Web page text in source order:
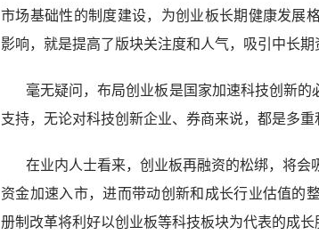
市场基础性的制度建设，为创业板长期健康发展
影响，就是提高了版块关注度和人气，吸引中长期
毫无疑问，布局创业板是国家加速科技创新的
支持，无论对科技创新企业、券商来说，都是多重
在业内人士看来，创业板再融资的松绑，将会
资金加速入市，进而带动创新和成长行业估值的
册制改革将利好以创业板等科技板块为代表的成长